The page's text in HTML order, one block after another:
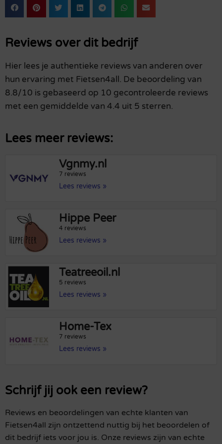
Reviews over dit bedrijf
Hier lees je authentieke reviews van anderen over
hun ervaring met Fietsen4all. De beoordeling van
8.8/10 is gebaseerd op 10 gecontroleerde reviews
met een gemiddelde van 4.4 uit 5 sterren.
Lees meer reviews:
Vgnmy.nl
7 reviews
Lees reviews »
Hippe Peer
4 reviews
Lees reviews »
Teatreeoil.nl
5 reviews
Lees reviews »
Home-Tex
7 reviews
Lees reviews »
Schrijf jij ook een review?
Reviews en beoordelingen van echte klanten van
Fietsen4all zijn ontzettend nuttig bij het beoordelen of
dit bedrijf iets voor jou is. Onze reviews zijn van echte